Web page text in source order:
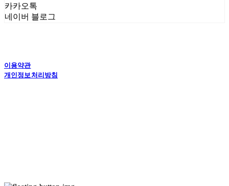
카카오톡
네이버 블로그
이용약관
개인정보처리방침